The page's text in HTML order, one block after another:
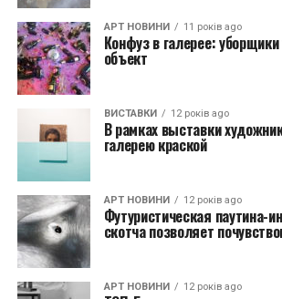
АРТ НОВИНИ 11 років ago
Конфуз в галерее:
объект
ВИСТАВКИ 12 років ago
В рамках выставки
галерею краской
АРТ НОВИНИ 12 років ago
Футуристическая паутина-
скотча позволяет
АРТ НОВИНИ 12 років ago